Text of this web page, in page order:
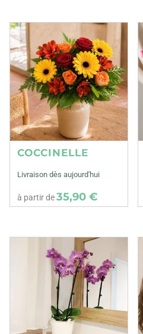
COCCINELLE
Livraison dès aujourd'hui
à partir de35,90 €